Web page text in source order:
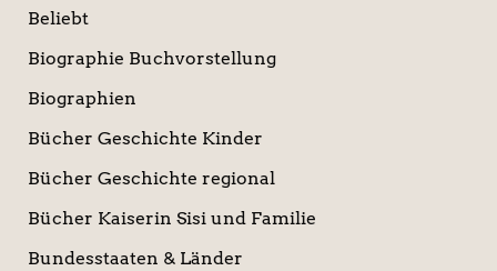
Beliebt
Biographie Buchvorstellung
Biographien
Bücher Geschichte Kinder
Bücher Geschichte regional
Bücher Kaiserin Sisi und Familie
Bundesstaaten & Länder